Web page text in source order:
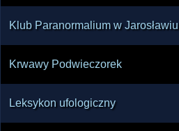
Klub Paranormalium w Jarosławiu
Krwawy Podwieczorek
Leksykon ufologiczny